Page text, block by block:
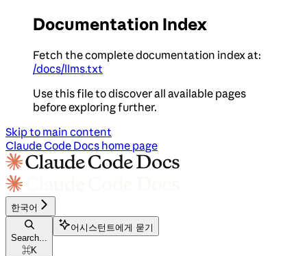
Documentation Index
Fetch the complete documentation index at:
/docs/llms.txt
Use this file to discover all available pages
before exploring further.
Skip to main content
Claude Code Docs home page
한국어
Search...
⌘K
어시스턴트에게 묻기